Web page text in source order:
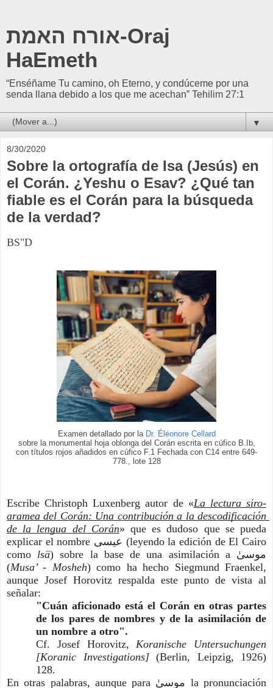
אורח האמת-Oraj
HaEmeth
“Enséñame Tu camino, oh Eterno, y condúceme por una
senda llana debido a los que me acechan” Tehilim 27:1
▼
8/30/2020
Sobre la ortografía de Isa (Jesús) en
el Corán. ¿Yeshu o Esav? ¿Qué tan
fiable es el Corán para la búsqueda
de la verdad?
BS"D
Examen detallado por la Dr. Éléonore Cellard
sobre la monumental hoja oblonga del Corán escrita en cúfico B.Ib,
con títulos rojos añadidos en cúfico F.1 Fechada con C14 entre 649-
778., lote 128
Escribe Christoph Luxenberg autor de «La lectura siro-
aramea del Corán: Una contribución a la descodificación
de la lengua del Corán» que es dudoso que se pueda
explicar el nombre ﻋﻴﺴﻰ (leyendo la edición de El Cairo
como lsä) sobre la base de una asimilación a موسىٰ‎
(Musa’ - Mosheh) como ha hecho Siegmund Fraenkel,
aunque Josef Horovitz respalda este punto de vista al
señalar:
"Cuán aficionado está el Corán en otras partes
de los pares de nombres y de la asimilación de
un nombre a otro".
Cf. Josef Horovitz, Koranische Untersuchungen
[Koranic Investigations] (Berlin, Leipzig, 1926)
128.